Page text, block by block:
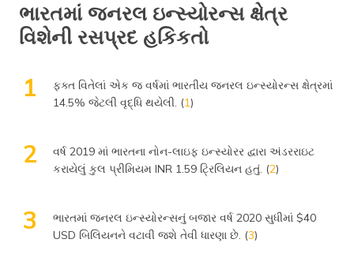
વ્હીકલ) ઈન્સ્યોરન્સ, SFSP ઈન્સ્યોરન્સ અને ઈન્ટરનેશનલ ટ્રાવેલ
ઈન્સ્યોરન્સ વેચી શકો છો.
જનરલ ઇન્સ્યોરન્સમાં લાઇફ ઇન્સ્યોરન્સ સિવાયની તમામ પૉલિસીઓનો
સમાવેશ થાય છે જેમ કે કાર ઇન્સ્યોરન્સ, બાઇક ઇન્સ્યોરન્સ, ટ્રાવેલ
પોતાને થતાં નુકસાનથી બચાવવામાં મદદ કરે છે.
ઇન્સ્યોરન્સ ઘરફોડ ચોરી અથવા કુદરતી આફતના કિસ્સામાં થતાં
નુકસાન માટે કવર કરશે.
ભારતમાં જનરલ ઇન્સ્યોરન્સ ક્ષેત્ર
વિશેની રસપ્રદ હકિકતો
1
ફક્ત વિતેલાં એક જ વર્ષમાં ભારતીય જનરલ ઇન્સ્યોરન્સ ક્ષેત્રમાં
14.5% જેટલી વૃદ્ધિ થયેલી. (1)
2
વર્ષ 2019 માં ભારતના નોન-લાઇફ ઇન્સ્યોરર દ્વારા અંડરરાઇટ
કરાયેલું કુલ પ્રીમિયમ INR 1.59 ટ્રિલિયન હતું. (2)
3
ભારતમાં જનરલ ઇન્સ્યોરન્સનું બજાર વર્ષ 2020 સુધીમાં $40
USD બિલિયનને વટાવી જશે તેવી ધારણા છે. (3)